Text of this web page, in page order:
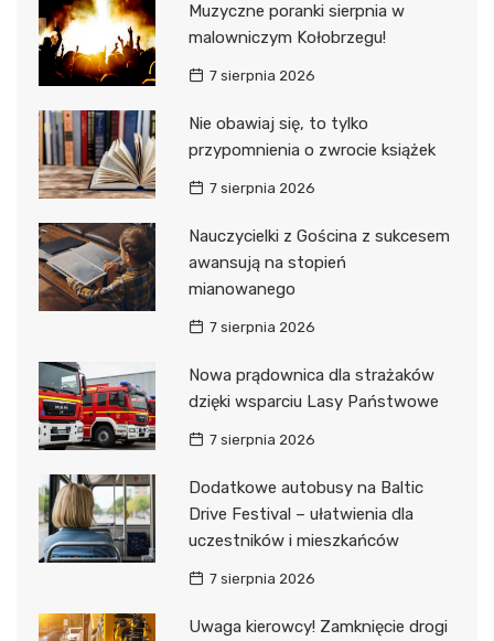
Muzyczne poranki sierpnia w
malowniczym Kołobrzegu!
7 sierpnia 2026
Nie obawiaj się, to tylko
przypomnienia o zwrocie książek
7 sierpnia 2026
Nauczycielki z Gościna z sukcesem
awansują na stopień
mianowanego
7 sierpnia 2026
Nowa prądownica dla strażaków
dzięki wsparciu Lasy Państwowe
7 sierpnia 2026
Dodatkowe autobusy na Baltic
Drive Festival – ułatwienia dla
uczestników i mieszkańców
7 sierpnia 2026
Uwaga kierowcy! Zamknięcie drogi